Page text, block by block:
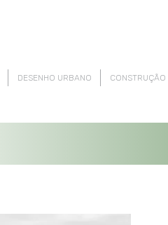
DESENHO URBANO CONSTRUÇÃO